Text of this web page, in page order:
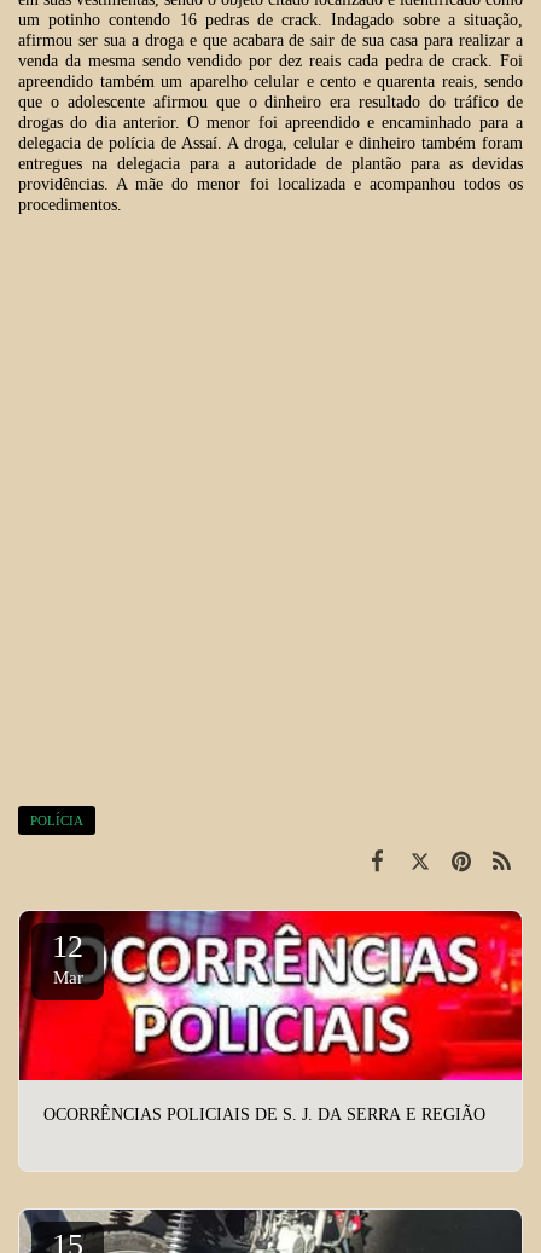
um potinho contendo 16 pedras de crack. Indagado sobre a situação,
afirmou ser sua a droga e que acabara de sair de sua casa para realizar a
venda da mesma sendo vendido por dez reais cada pedra de crack. Foi
apreendido também um aparelho celular e cento e quarenta reais, sendo
que o adolescente afirmou que o dinheiro era resultado do tráfico de
drogas do dia anterior. O menor foi apreendido e encaminhado para a
delegacia de polícia de Assaí. A droga, celular e dinheiro também foram
entregues na delegacia para a autoridade de plantão para as devidas
providências. A mãe do menor foi localizada e acompanhou todos os
procedimentos.
POLÍCIA
12
Mar
OCORRÊNCIAS POLICIAIS DE S. J. DA SERRA E REGIÃO
15